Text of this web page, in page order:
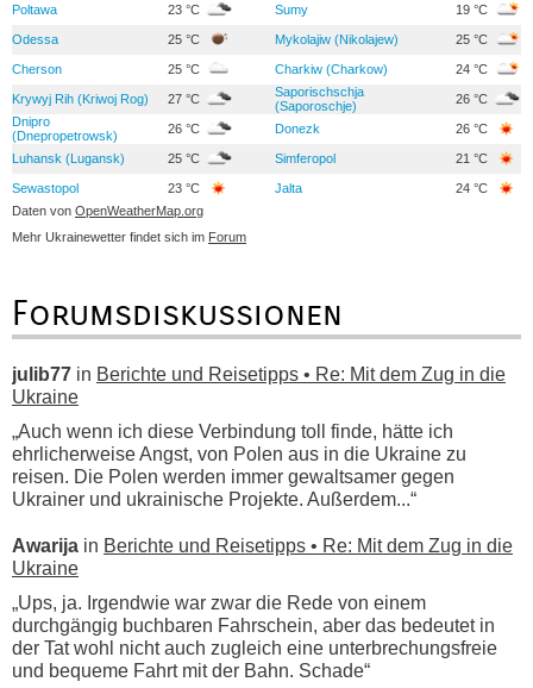
Poltawa 23 °C Sumy 19 °C
Odessa 25 °C Mykolajiw (Nikolajew) 25 °C
Cherson 25 °C Charkiw (Charkow) 24 °C
Krywyj Rih (Kriwoj Rog) 27 °C
Saporischschja
(Saporoschje)
26 °C
Dnipro
(Dnepropetrowsk)
26 °C Donezk 26 °C
Luhansk (Lugansk) 25 °C Simferopol 21 °C
Sewastopol 23 °C Jalta
24 °C
Daten von OpenWeatherMap.org
Mehr Ukrainewetter findet sich im Forum
Forumsdiskussionen
julib77 in Berichte und Reisetipps • Re: Mit dem Zug in die
Ukraine
„Auch wenn ich diese Verbindung toll finde, hätte ich
ehrlicherweise Angst, von Polen aus in die Ukraine zu
reisen. Die Polen werden immer gewaltsamer gegen
Ukrainer und ukrainische Projekte. Außerdem...“
Awarija in Berichte und Reisetipps • Re: Mit dem Zug in die
Ukraine
„Ups, ja. Irgendwie war zwar die Rede von einem
durchgängig buchbaren Fahrschein, aber das bedeutet in
der Tat wohl nicht auch zugleich eine unterbrechungsfreie
und bequeme Fahrt mit der Bahn. Schade“